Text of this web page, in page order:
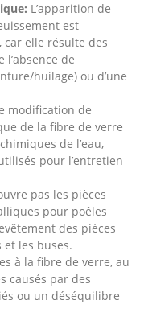
L’apparition de
est
elle résulte des
de
huilage) ou d’une
modification de
de la fibre de verre
de l’eau,
pour l’entretien
pas les pièces
pour poêles
des pièces
et les buses.
à la fibre de verre, au
causés par des
ou un déséquilibre